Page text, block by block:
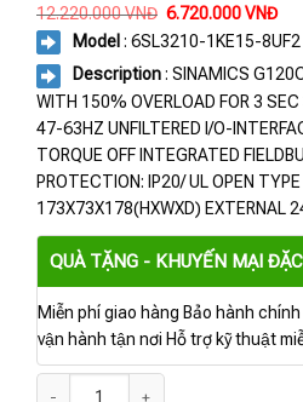
12.220.000VNĐ Giá
là:
12.220.000 VNĐ.
6.720.000VNĐGiá
tại
là:
Model : 6SL3210-1KE15-8UF2
Description: SINAMICS
WITH 150% OVERLOAD FOR 3
47-63HZ UNFILTERED I/O-
TORQUE OFF INTEGRATED
PROTECTION: IP20/ UL OPEN
173X73X178(HXWXD) EXTERNAL
QUÀ TẶNG - KHUYẾN MẠI
Miễn phí giao hàng Bảo hành
vận hành tận nơi Hỗ trợ kỹ thuật